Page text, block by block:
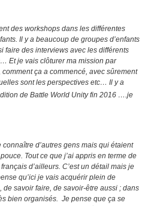
des workshops dans les différentes
Il y a beaucoup de groupes d’enfants
faire des interviews avec les différents
Et je vais clôturer ma mission par
ça a commencé, avec sûrement
sont les perspectives etc… Il y a
de Battle World Unity fin 2016 ….je
connaître d’autres gens mais qui étaient
Tout ce que j’ai appris en terme de
d’ailleurs. C’est un détail mais je
qu’ici je vais acquérir plein de
savoir faire, de savoir-être aussi ; dans
bien organisés. Je pense que ça se